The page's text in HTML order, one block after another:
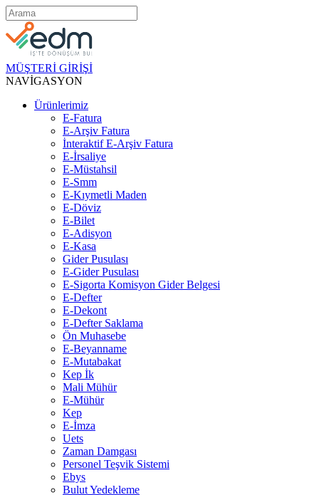
MÜŞTERİ GİRİŞİ
NAVİGASYON
Ürünlerimiz
E-Fatura
E-Arşiv Fatura
İnteraktif E-Arşiv Fatura
E-İrsaliye
E-Müstahsil
E-Smm
E-Kıymetli Maden
E-Döviz
E-Bilet
E-Adisyon
E-Kasa
Gider Pusulası
E-Gider Pusulası
E-Sigorta Komisyon Gider Belgesi
E-Defter
E-Dekont
E-Defter Saklama
Ön Muhasebe
E-Beyanname
E-Mutabakat
Kep İk
Mali Mühür
E-Mühür
Kep
E-İmza
Uets
Zaman Damgası
Personel Teşvik Sistemi
Ebys
Bulut Yedekleme